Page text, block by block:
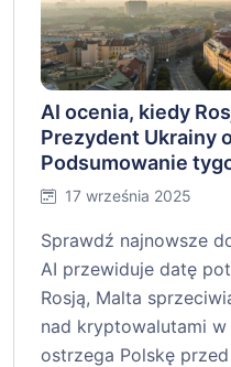
AI ocenia, kiedy
Prezydent Ukrainy
Podsumowanie
17 września 2025
Sprawdź najnowsze
AI przewiduje datę
Rosją, Malta
nad kryptowalutami
ostrzega Polskę